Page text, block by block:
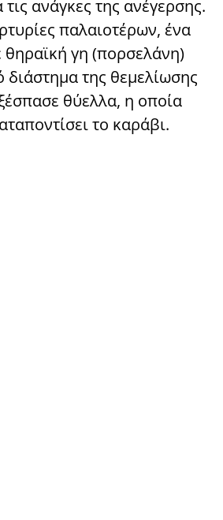
ανάγκες της ανέγερσης.
παλαιοτέρων, ένα
θηραϊκή γη (πορσελάνη)
διάστημα της θεμελίωσης
θύελλα, η οποία
το καράβι.